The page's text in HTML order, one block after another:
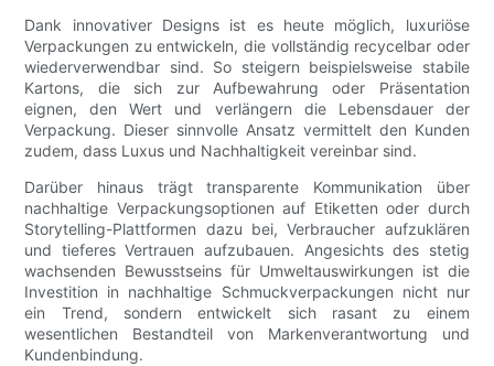
Dank innovativer Designs ist es heute möglich, luxuriöse
Verpackungen zu entwickeln, die vollständig recycelbar oder
wiederverwendbar sind. So steigern beispielsweise stabile
Kartons, die sich zur Aufbewahrung oder Präsentation
eignen, den Wert und verlängern die Lebensdauer der
Verpackung. Dieser sinnvolle Ansatz vermittelt den Kunden
zudem, dass Luxus und Nachhaltigkeit vereinbar sind.
Darüber hinaus trägt transparente Kommunikation über
nachhaltige Verpackungsoptionen auf Etiketten oder durch
Storytelling-Plattformen dazu bei, Verbraucher aufzuklären
und tieferes Vertrauen aufzubauen. Angesichts des stetig
wachsenden Bewusstseins für Umweltauswirkungen ist die
Investition in nachhaltige Schmuckverpackungen nicht nur
ein Trend, sondern entwickelt sich rasant zu einem
wesentlichen Bestandteil von Markenverantwortung und
Kundenbindung.